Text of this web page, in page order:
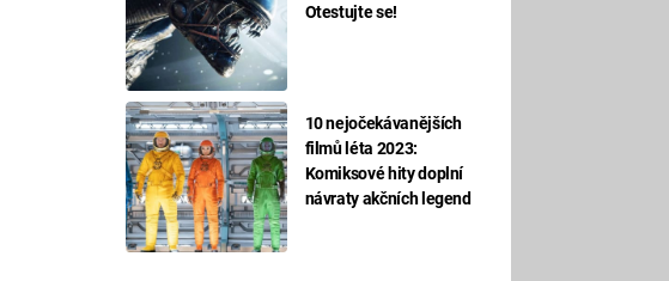
Otestujte se!
10 nejočekávanějších
filmů léta 2023:
Komiksové hity doplní
návraty akčních legend